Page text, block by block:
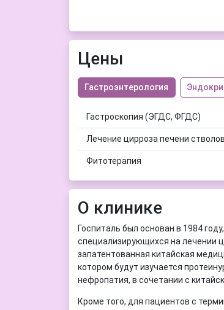
Цены
Гастроэнтерология
Гастроскопия (ЭГДС, ФГДС)
Лечение цирроза печени
Фитотерапия
О клинике
Госпиталь был основан в 1984
специализирующихся на лечении
запатентованная китайская
котором будут изучается
нефропатия, в сочетании с
Кроме того, для пациентов с